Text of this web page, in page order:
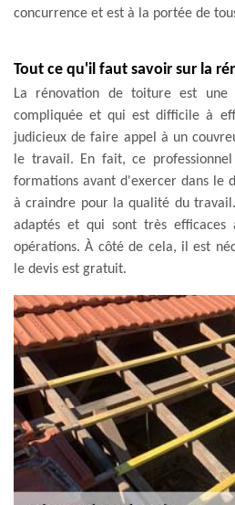
concurrence et est à la portée de
Tout ce qu'il faut savoir sur la
La rénovation de toiture est
compliquée et qui est difficile à
judicieux de faire appel à un
le travail. En fait, ce
formations avant d'exercer dans le
à craindre pour la qualité du
adaptés et qui sont très
opérations. À côté de cela, il est
le devis est gratuit.